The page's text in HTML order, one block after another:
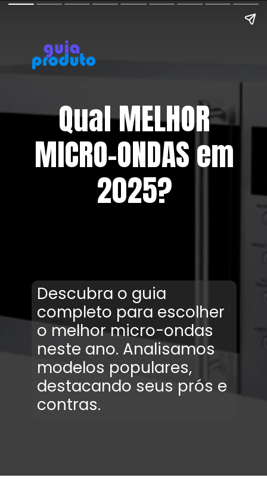
Descubra o guia
completo para escolher
o melhor micro-ondas
neste ano. Analisamos
modelos populares,
destacando seus prós e
contras.
Qual MELHOR
MICRO-ONDAS em
2025?